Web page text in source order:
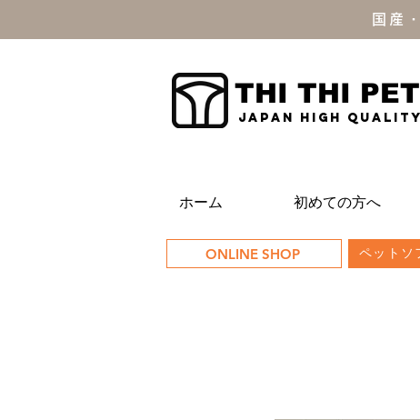
国産
THI THI PET
JAPAN high quality
ホーム 初めての方へ
ONLINE SHOP ペットソ